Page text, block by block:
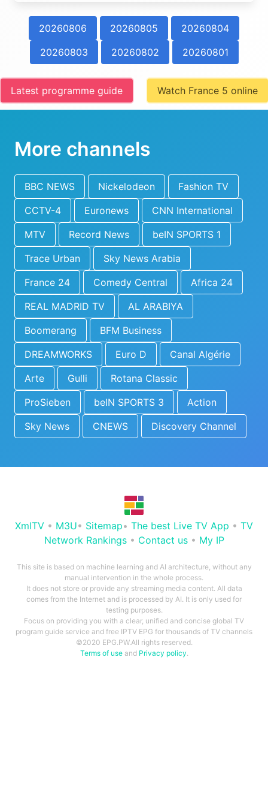
20260806 20260805
20260804
20260803
20260802 20260801
Latest programme guide Watch France 5 online
More channels
BBC NEWS Nickelodeon
Fashion TV
CCTV-4
Euronews
CNN International
MTV
Record News
beIN SPORTS 1
Trace Urban
Sky News Arabia
France 24
Comedy Central
Africa 24
REAL MADRID TV
AL ARABIYA
Boomerang
BFM Business
DREAMWORKS
Euro D
Canal Algérie
Arte
Gulli
Rotana Classic
ProSieben
beIN SPORTS 3
Action
Sky News
CNEWS Discovery Channel
XmlTV • M3U• Sitemap• The best Live TV App • TV
Network Rankings• Contact us• My IP
This site is based on machine learning and AI architecture, without any
manual intervention in the whole process.
It does not store or provide any streaming media content. All data
comes from the Internet and is processed by AI. It is only used for
testing purposes.
Focus on providing you with a clear, unified and concise global TV
program guide service and free IPTV EPG for thousands of TV channels
©2020 EPG.PW.All rights reserved.
Terms of useand Privacy policy.